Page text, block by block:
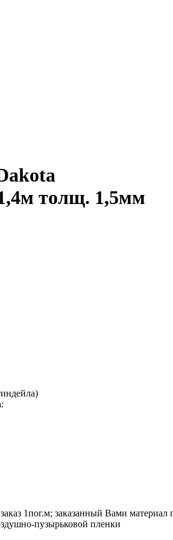
толщ. 1,5мм
1пог.м; заказанный Вами материал
пузырьковой пленки